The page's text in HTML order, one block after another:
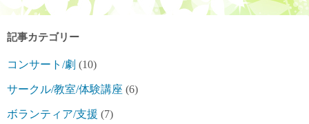
記事カテゴリー
コンサート/劇 (10)
サークル/教室/体験講座 (6)
ボランティア/支援 (7)